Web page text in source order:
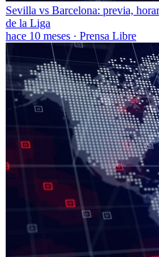
Sevilla vs Barcelona: previa,
de la Liga
hace 10 meses · Prensa Libre